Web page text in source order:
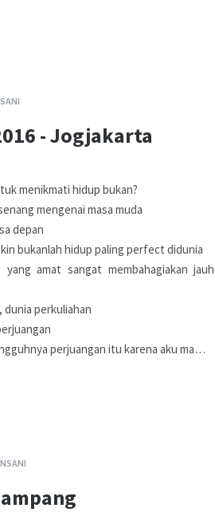
- Jogjakarta
menikmati hidup bukan?
mengenai masa muda
depan
bukanlah hidup paling perfect didunia
amat sangat membahagiakan jauh
dunia perkuliahan
perjuangan itu karena aku ma…